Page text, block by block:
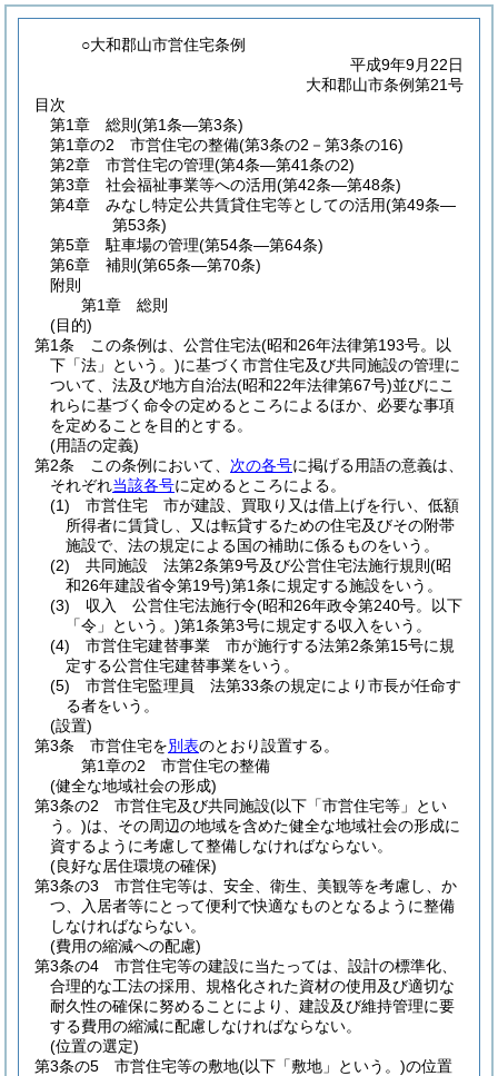
○大和郡山市営住宅条例
平成9年9月22日
大和郡山市条例第21号
目次
第1章
総則 (第1条―第3条)
第1章の2
市営住宅の整備(第3条の2－第3条の16)
第2章
市営住宅の管理(第4条―第41条の2)
第3章
社会福祉事業等への活用(第42条―第48条)
第4章
みなし特定公共賃貸住宅等としての活用(第49条―
第53条)
第5章
駐車場の管理(第54条―第64条)
第6章
補則 (第65条―第70条)
附則
第1章
総則
(目的)
第1条
この条例は、公営住宅法(昭和26年法律第193号。以
下「法」という。)に基づく市営住宅及び共同施設の管理に
ついて、法及び地方自治法(昭和22年法律第67号)並びにこ
れらに基づく命令の定めるところによるほか、必要な事項
を定めることを目的とする。
(用語の定義)
第2条
この条例において、 次の各号に掲げる用語の意義は、
それぞれ当該各号に定めるところによる。
(1)
市営住宅 市が建設、買取り又は借上げを行い、低額
所得者に賃貸し、又は転貸するための住宅及びその附帯
施設で、法の規定による国の補助に係るものをいう。
(2)
共同施設 法第2条第9号及び公営住宅法施行規則 (昭
和26年建設省令第19号)第1条に規定する施設をいう。
(3)
収入 公営住宅法施行令(昭和26年政令第240号。以下
「令」という。)第1条第3号に規定する収入をいう。
(4)
市営住宅建替事業 市が施行する法第2条第15号に規
定する公営住宅建替事業をいう。
(5)
市営住宅監理員 法第33条の規定により市長が任命す
る者をいう。
(設置)
第3条
市営住宅を別表のとおり設置する。
第1章の2
市営住宅の整備
(健全な地域社会の形成)
第3条の2
市営住宅及び共同施設(以下「市営住宅等」とい
う。)は、その周辺の地域を含めた健全な地域社会の形成に
資するように考慮して整備しなければならない。
(良好な居住環境の確保)
第3条の3
市営住宅等は、安全、衛生、美観等を考慮し、か
つ、入居者等にとって便利で快適なものとなるように整備
しなければならない。
(費用の縮減への配慮)
第3条の4
市営住宅等の建設に当たっては、設計の標準化、
合理的な工法の採用、規格化された資材の使用及び適切な
耐久性の確保に努めることにより、建設及び維持管理に要
する費用の縮減に配慮しなければならない。
(位置の選定)
第3条の5
市営住宅等の敷地(以下「敷地」という。)の位置